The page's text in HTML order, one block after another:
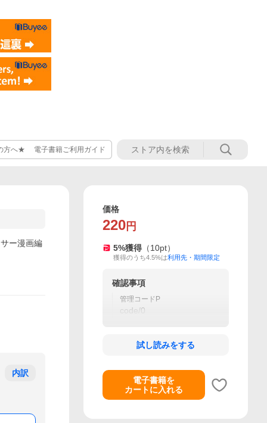
方へ★ 電子書籍ご利用ガイド
ー漫画編
内訳
価格
220 円
5%獲得 （10pt）
獲得のうち4.5%は利用先・期間限定
確認事項
管理コードP
code/0
試し読みをする
電子書籍を
カートに入れる